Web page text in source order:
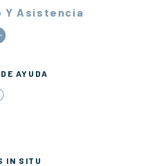
Y Asistencia
AYUDA
IN SITU